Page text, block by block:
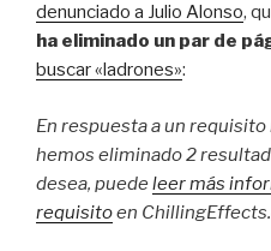
denunciado a Julio Alonso,
ha eliminado un par de
buscar «ladrones»:
En respuesta a un requisito
hemos eliminado 2
desea, puede leer más
requisitoen